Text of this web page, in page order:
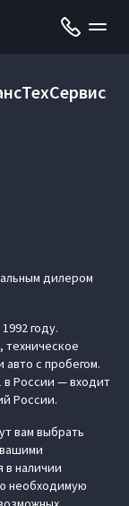
дилером
году.
с пробегом.
в России — входит
России.
вам выбрать
наличии
необходимую